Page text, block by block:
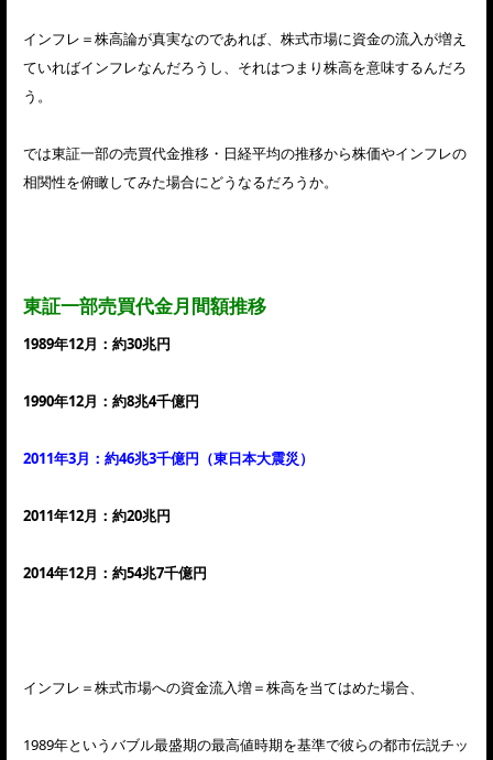
インフレ＝株高論が真実なのであれば、株式市場に資金の流入が増え
ていればインフレなんだろうし、それはつまり株高を意味するんだろ
う。
では東証一部の売買代金推移・日経平均の推移から株価やインフレの
相関性を俯瞰してみた場合にどうなるだろうか。
東証一部売買代金月間額推移
1989年12月：約30兆円
1990年12月：約8兆4千億円
2011年3月：約46兆3千億円（東日本大震災）
2011年12月：約20兆円
2014年12月：約54兆7千億円
インフレ＝株式市場への資金流入増＝株高を当てはめた場合、
1989年というバブル最盛期の最高値時期を基準で彼らの都市伝説チッ